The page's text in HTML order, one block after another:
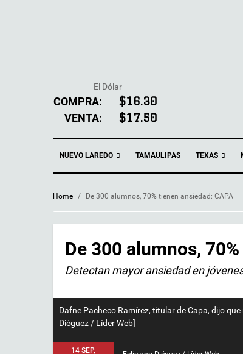
El Dólar
COMPRA: $16.30
VENTA: $17.50
NUEVO LAREDO TAMAULIPAS TEXAS
Home / De 300 alumnos, 70% tienen ansiedad: CAPA
De 300 alumnos,
Detectan mayor ansiedad en
Dafne Pacheco Ramírez, titular de Capa, dijo
Diéguez / Líder Web]
14 SEP,